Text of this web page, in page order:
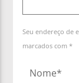
Seu endereço de
marcados com *